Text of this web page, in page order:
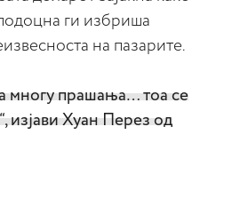
ги избриша
на пазарите.
многу прашања… тоа се
изјави Хуан Перез од